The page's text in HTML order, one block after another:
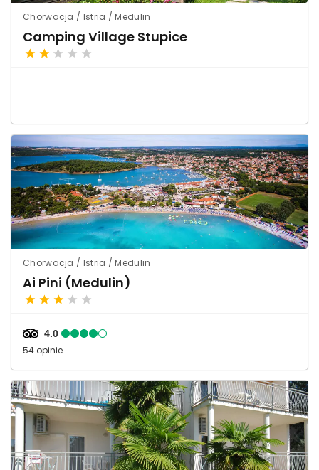
Chorwacja / Istria / Medulin
Camping Village Stupice
Chorwacja / Istria / Medulin
Ai Pini (Medulin)
4.0
54 opinie